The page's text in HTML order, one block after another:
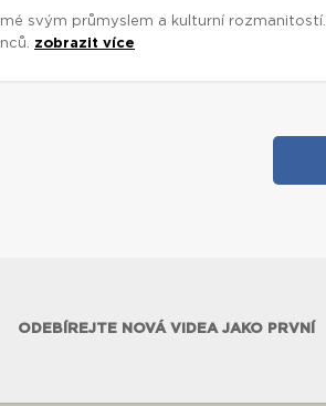
svým průmyslem a kulturní rozmanitostí.
zobrazit více
ODEBÍREJTE NOVÁ VIDEA JAKO PRVNÍ